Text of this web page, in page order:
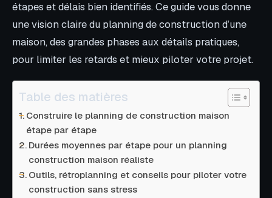
étapes et délais bien identifiés. Ce guide vous donne
une vision claire du planning de construction d’une
maison, des grandes phases aux détails pratiques,
pour limiter les retards et mieux piloter votre projet.
Table des matières
Construire le planning de construction maison
étape par étape
Durées moyennes par étape pour un planning
construction maison réaliste
Outils, rétroplanning et conseils pour piloter votre
construction sans stress